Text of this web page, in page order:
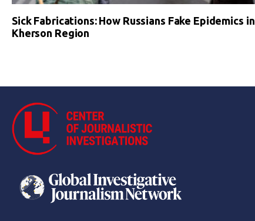
Sick Fabrications: How Russians Fake Epidemics in
Kherson Region